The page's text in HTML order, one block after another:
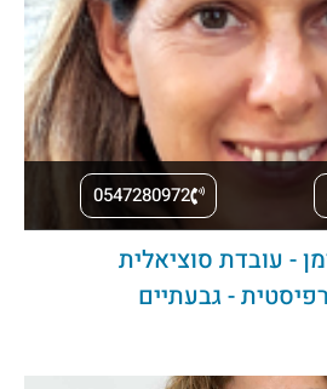
0547280972
- עובדת סוציאלית
- גבעתיים